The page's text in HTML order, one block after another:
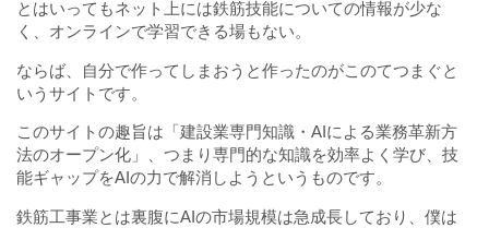
とはいってもネット上には鉄筋技能についての情報が少な
く、オンラインで学習できる場もない。
ならば、自分で作ってしまおうと作ったのがこのてつまぐと
いうサイトです。
このサイトの趣旨は「建設業専門知識・AIによる業務革新方
法のオープン化」、つまり専門的な知識を効率よく学び、技
能ギャップをAIの力で解消しようというものです。
鉄筋工事業とは裏腹にAIの市場規模は急成長しており、僕は